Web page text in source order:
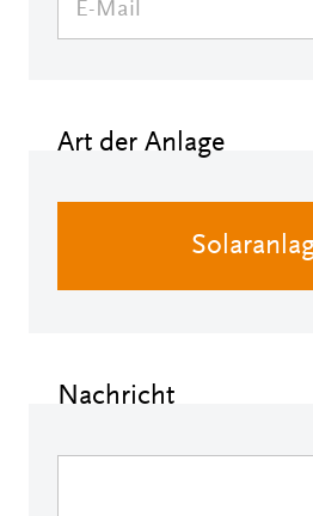
Art der Anlage
Nachricht